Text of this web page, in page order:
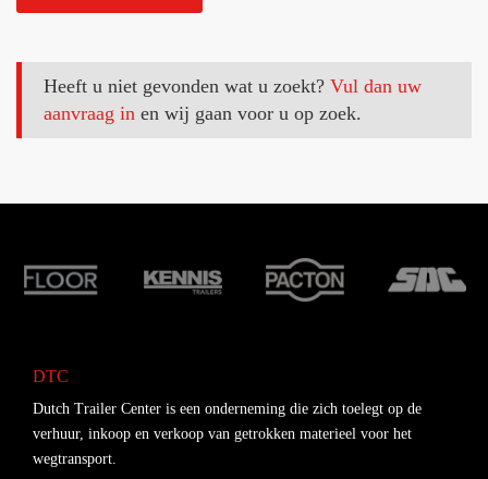
Heeft u niet gevonden wat u zoekt? Vul dan uw
aanvraag in en wij gaan voor u op zoek.
DTC
Dutch Trailer Center is een onderneming die zich toelegt op de
verhuur, inkoop en verkoop van getrokken materieel voor het
wegtransport.